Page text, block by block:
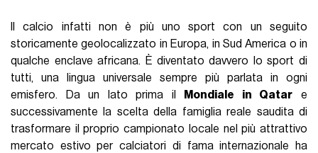
Il calcio infatti non è più uno sport con un seguito
storicamente geolocalizzato in Europa, in Sud America o in
qualche enclave africana. È diventato davvero lo sport di
tutti, una lingua universale sempre più parlata in ogni
emisfero. Da un lato prima il
Mondiale in Qatar e
successivamente la scelta della famiglia reale saudita di
trasformare il proprio campionato locale nel più attrattivo
mercato estivo per calciatori di fama internazionale ha